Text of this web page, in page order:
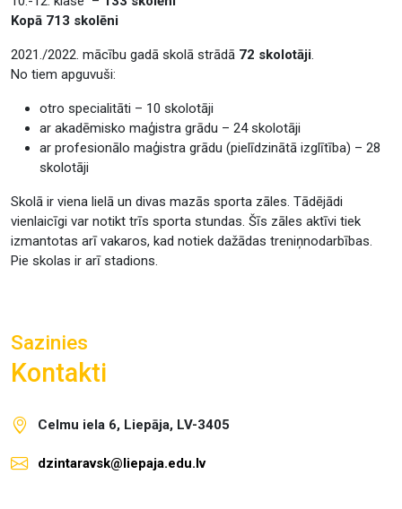
Kopā 713 skolēni
2021./2022. mācību gadā skolā strādā 72 skolotāji.
No tiem apguvuši:
otro specialitāti – 10 skolotāji
ar akadēmisko maģistra grādu – 24 skolotāji
ar profesionālo maģistra grādu (pielīdzinātā izglītība) – 28
skolotāji
Skolā ir viena lielā un divas mazās sporta zāles. Tādējādi
vienlaicīgi var notikt trīs sporta stundas. Šīs zāles aktīvi tiek
izmantotas arī vakaros, kad notiek dažādas treniņnodarbības.
Pie skolas ir arī stadions.
Sazinies
Kontakti
Celmu iela 6, Liepāja, LV-3405
dzintaravsk@liepaja.edu.lv